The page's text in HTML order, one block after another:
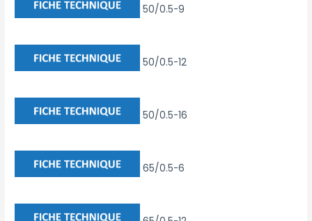
50/0.5-9
50/0.5-12
50/0.5-16
65/0.5-6